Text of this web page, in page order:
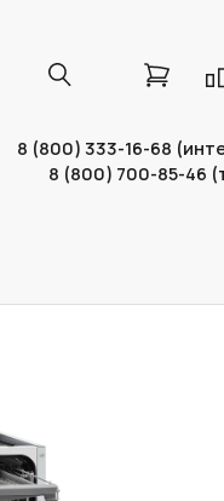
8 (800) 333-16-68
8 (800) 700-85-46